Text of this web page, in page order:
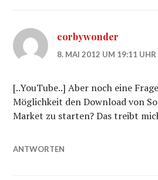
corbywonder
8. MAI 2012 UM 19:11 UHR
[..YouTube..] Aber noch eine
Möglichkeit den Download von
Market zu starten? Das treibt
ANTWORTEN